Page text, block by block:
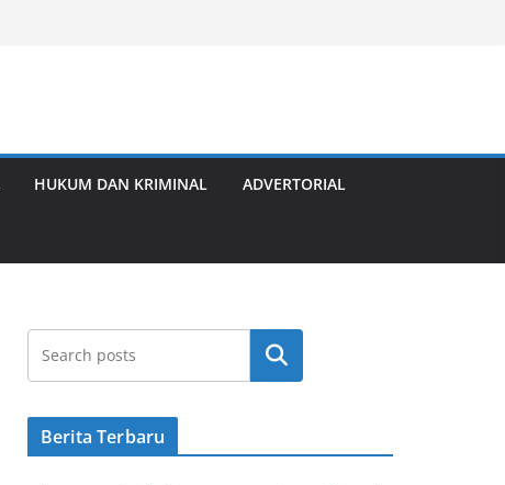
HUKUM DAN KRIMINAL ADVERTORIAL
Cari
Berita Terbaru